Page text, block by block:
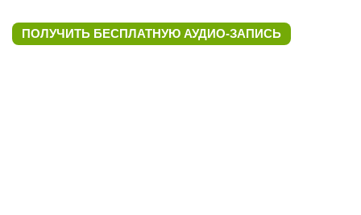
ПОЛУЧИТЬ БЕСПЛАТНУЮ АУДИО-ЗАПИСЬ